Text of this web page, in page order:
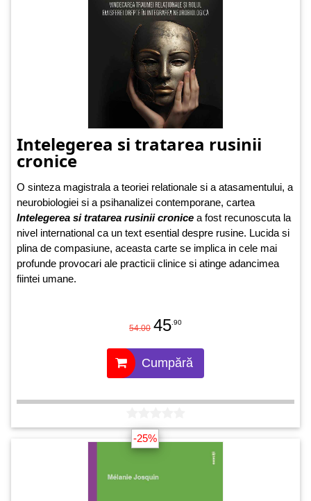
Intelegerea si tratarea rusinii
cronice
O sinteza magistrala a teoriei relationale si a atasamentului, a
neurobiologiei si a psihanalizei contemporane, cartea
Intelegerea si tratarea rusinii cronice a fost recunoscuta la
nivel international ca un text esential despre rusine. Lucida si
plina de compasiune, aceasta carte se implica in cele mai
profunde provocari ale practicii clinice si atinge adancimea
fiintei umane.
54.00 45 .90
Cumpără
-25%